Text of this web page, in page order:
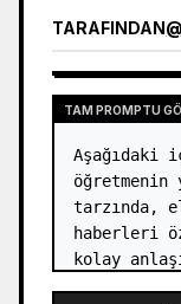
TARAFINDAN@
DIĞER
TAM PROMPTU
tarzında, el
haberleri
kolay